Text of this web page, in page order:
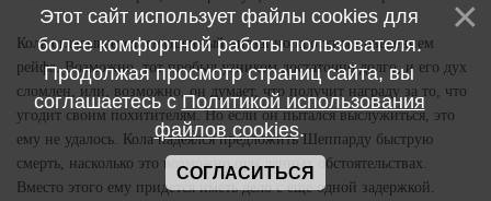
Кола оглядывается, смущенный внезапно кротким поведением
рейфа. Возможно, тот пробыл узником достаточно долго, и его дух
сломлен, или, возможно, он думает, что получит награду за то, что
угодит своим похитителям. Но если он пытался выслужиться, это
ему не удалось. Кола надеялся предложить Шеппарду быструю
смерть, насколько это возможно при данных обстоятельствах.
Вместо этого ему придется иметь дело с еще одной задержкой.
Этот сайт использует файлы cookies для
более комфортной работы пользователя.
Продолжая просмотр страниц сайта, вы
соглашаетесь сПолитикой использования
файлов cookies.
СОГЛАСИТЬСЯ